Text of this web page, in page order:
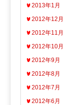
2013年1月
2012年12月
2012年11月
2012年10月
2012年9月
2012年8月
2012年7月
2012年6月